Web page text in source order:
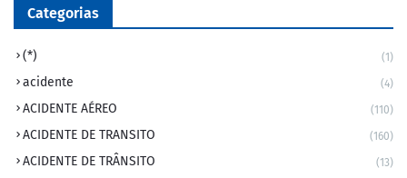
Categorias
(*) (1)
acidente (4)
ACIDENTE AÉREO (110)
ACIDENTE DE TRANSITO (160)
ACIDENTE DE TRÂNSITO (13)